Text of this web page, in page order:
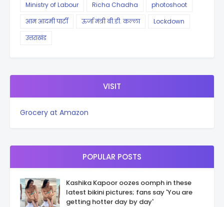
Ministry of Labour
Richa Chadha
photoshoot
आम आदमी पार्टी
ऊर्जा मंत्री बी.डी. कल्ला
Lockdown
उत्तराखंड
VISIT
Grocery at Amazon
POPULAR POSTS
Kashika Kapoor oozes oomph in these
latest bikini pictures; fans say 'You are
getting hotter day by day'